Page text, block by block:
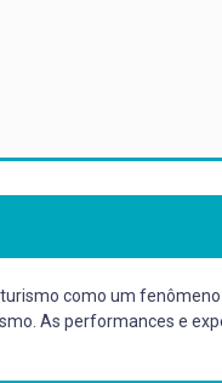
como um
As performances e